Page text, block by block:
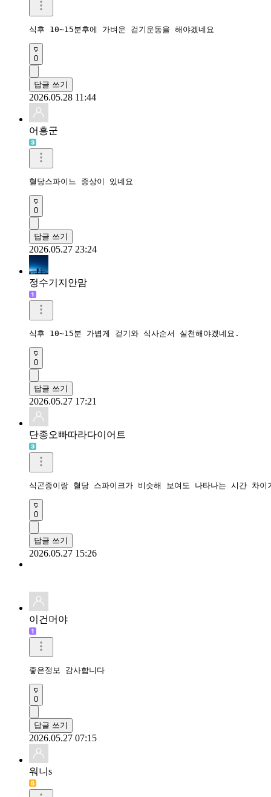
식후 10~15분후에 가벼운 걷기운동을 해야겠네요
0
답글 쓰기
2026.05.28 11:44
어흥군
혈당스파이느 증상이 있네요
0
답글 쓰기
2026.05.27 23:24
정수기지안맘
식후 10~15분 가볍게 걷기와 식사순서 실천해야겠네요.
0
답글 쓰기
2026.05.27 17:21
단종오빠따라다이어트
식곤증이랑 혈당 스파이크가 비슷해 보여도 나타나는 시간 차
0
답글 쓰기
2026.05.27 15:26
이건머야
좋은정보 감사합니다
0
답글 쓰기
2026.05.27 07:15
워니s